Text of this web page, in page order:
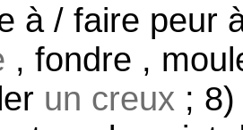
à / faire peur
, fondre ,
un creux ;